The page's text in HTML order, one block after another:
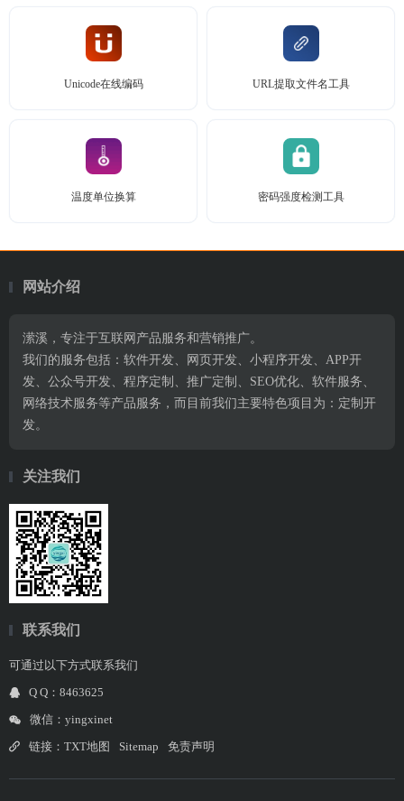
Unicode在线编码 URL提取文件名工具
温度单位换算 密码强度检测工具
网站介绍
潆溪，专注于互联网产品服务和营销推广。
我们的服务包括：软件开发、网页开发、小程序开发、APP开
发、公众号开发、程序定制、推广定制、SEO优化、软件服务、
网络技术服务等产品服务，而目前我们主要特色项目为：定制开
发。
关注我们
联系我们
可通过以下方式联系我们
Q Q：8463625
微信：yingxinet
链接： TXT地图 Sitemap 免责声明